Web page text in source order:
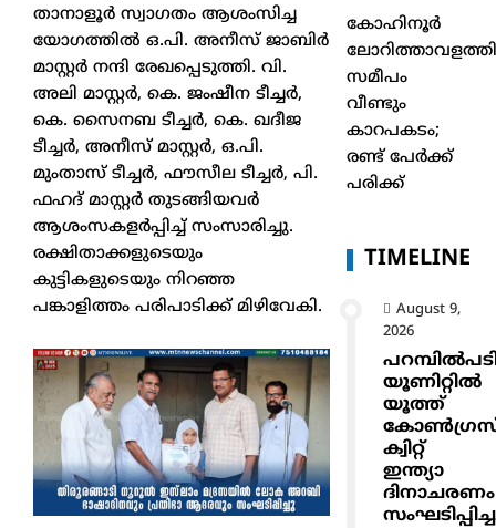
താനാളൂർ സ്വാഗതം ആശംസിച്ച
യോഗത്തിൽ ഒ.പി. അനീസ് ജാബിർ
മാസ്റ്റർ നന്ദി രേഖപ്പെടുത്തി. വി.
അലി മാസ്റ്റർ, കെ. ജംഷീന ടീച്ചർ,
കെ. സൈനബ ടീച്ചർ, കെ. ഖദീജ
ടീച്ചർ, അനീസ് മാസ്റ്റർ, ഒ.പി.
മുംതാസ് ടീച്ചർ, ഫൗസീല ടീച്ചർ, പി.
ഫഹദ് മാസ്റ്റർ തുടങ്ങിയവർ
ആശംസകളർപ്പിച്ച് സംസാരിച്ചു.
രക്ഷിതാക്കളുടെയും
കുട്ടികളുടെയും നിറഞ്ഞ
പങ്കാളിത്തം പരിപാടിക്ക് മിഴിവേകി.
കോഹിനൂർ
സമീപം
വീണ്ടും
കാറപകടം;
രണ്ട് പേർക്ക്
പരിക്ക്
TIMELINE
August 9,
2026
യൂണിറ്റിൽ
യൂത്ത്
ക്വിറ്റ്
ഇന്ത്യാ
ദിനാചരണം